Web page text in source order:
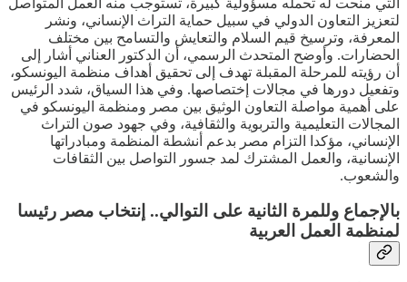
التي منحت له تحمله مسؤولية كبيرة، تستوجب منه العمل المتواصل
لتعزيز التعاون الدولي في سبيل حماية التراث الإنساني، ونشر
المعرفة، وترسيخ قيم السلام والتعايش والتسامح بين مختلف
الحضارات. وأوضح المتحدث الرسمي، أن الدكتور العناني أشار إلى
أن رؤيته للمرحلة المقبلة تهدف إلى تحقيق أهداف منظمة اليونسكو،
وتفعيل دورها في مجالات إختصاصها. وفي هذا السياق، شدد الرئيس
على أهمية مواصلة التعاون الوثيق بين مصر ومنظمة اليونسكو في
المجالات التعليمية والتربوية والثقافية، وفي جهود صون التراث
الإنساني، مؤكدا التزام مصر بدعم أنشطة المنظمة ومبادراتها
الإنسانية، والعمل المشترك لمد جسور التواصل بين الثقافات
والشعوب.
بالإجماع وللمرة الثانية على التوالي.. إنتخاب مصر رئيسا
لمنظمة العمل العربية